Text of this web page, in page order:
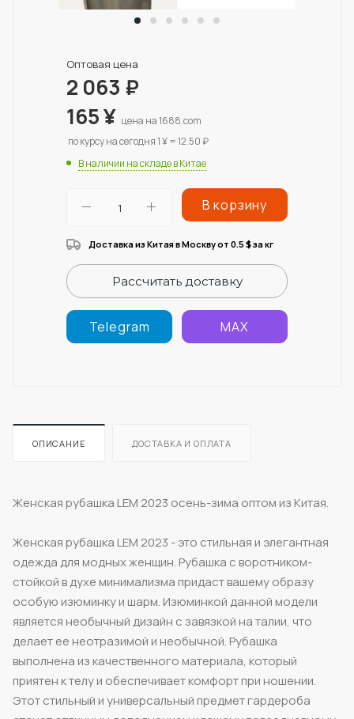
Оптовая цена
2 063 ₽
165¥ цена на 1688.com
по курсу на сегодня 1 ¥ = 12.50 ₽
В наличии на складе в Китае
В корзину
Доставка из Китая в Москву от 0.5 $за кг
Рассчитать доставку
Telegram MAX
ОПИСАНИЕ ДОСТАВКА И ОПЛАТА
Женская рубашка LEM 2023 осень-зима оптом из Китая.
Женская рубашка LEM 2023 - это стильная и элегантная
одежда для модных женщин. Рубашка с воротником-
стойкой в духе минимализма придаст вашему образу
особую изюминку и шарм. Изюминкой данной модели
является необычный дизайн с завязкой на талии, что
делает ее неотразимой и необычной. Рубашка
выполнена из качественного материала, который
приятен к телу и обеспечивает комфорт при ношении.
Этот стильный и универсальный предмет гардероба